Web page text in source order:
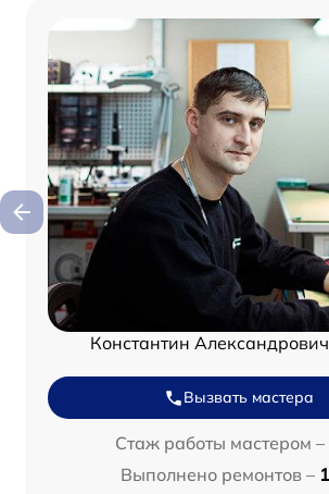
Константин
Вызвать мастера
Стаж работы мастером –
Выполнено ремонтов –